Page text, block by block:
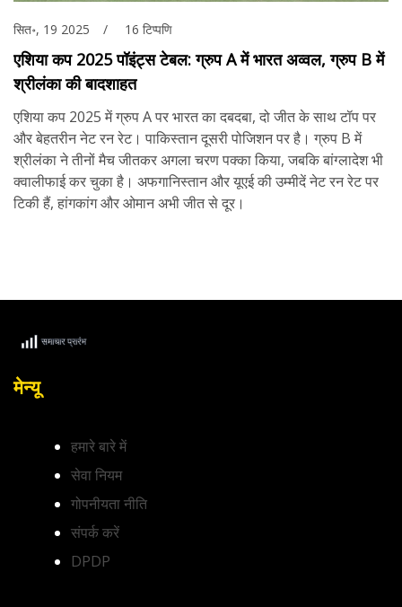
सित॰, 19 2025 16 टिप्पणि
एशिया कप 2025 पॉइंट्स टेबल: ग्रुप A में भारत अव्वल, ग्रुप B में
श्रीलंका की बादशाहत
एशिया कप 2025 में ग्रुप A पर भारत का दबदबा, दो जीत के साथ टॉप पर
और बेहतरीन नेट रन रेट। पाकिस्तान दूसरी पोजिशन पर है। ग्रुप B में
श्रीलंका ने तीनों मैच जीतकर अगला चरण पक्का किया, जबकि बांग्लादेश भी
क्वालीफाई कर चुका है। अफगानिस्तान और यूएई की उम्मीदें नेट रन रेट पर
टिकी हैं, हांगकांग और ओमान अभी जीत से दूर।
मेन्यू
हमारे बारे में
सेवा नियम
गोपनीयता नीति
संपर्क करें
DPDP